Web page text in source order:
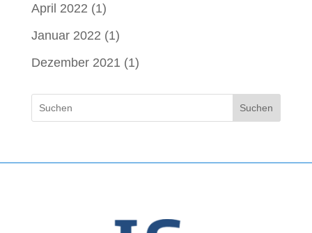
April 2022 (1)
Januar 2022 (1)
Dezember 2021 (1)
Suchen